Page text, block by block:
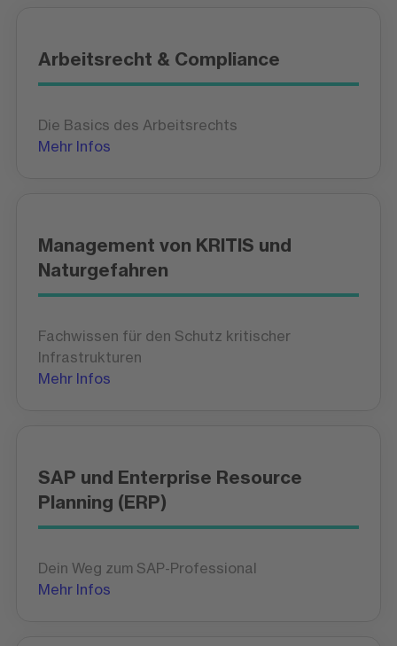
Arbeitsrecht & Compliance
Die Basics des Arbeitsrechts
Mehr Infos
Management von KRITIS und
Naturgefahren
Fachwissen für den Schutz kritischer
Infrastrukturen
Mehr Infos
SAP und Enterprise Resource
Planning (ERP)
Dein Weg zum SAP-Professional
Mehr Infos